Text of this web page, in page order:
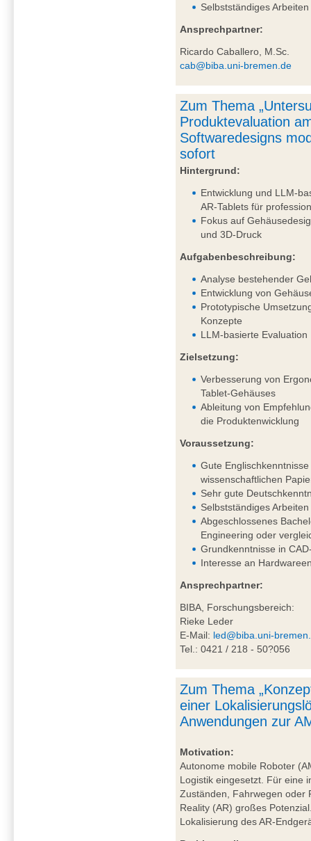
Selbstständiges
Ansprechpartner:
Ricardo Caballero, M.Sc.
cab@biba.uni-bremen.de
Zum Thema
Produktevaluation
Softwaredesigns
sofort
Hintergrund:
Entwicklung und LLM-
AR-Tablets für
Fokus auf
und 3D-Druck
Aufgabenbeschreibung:
Analyse bestehender
Entwicklung von
Prototypische
Konzepte
LLM-basierte Evaluation
Zielsetzung:
Verbesserung von
Tablet-Gehäuses
Ableitung von
die Produktenwicklung
Voraussetzung:
Gute
wissenschaftlichen
Sehr gute
Selbstständiges
Abgeschlossenes
Engineering oder
Grundkenntnisse in
Interesse an
Ansprechpartner:
BIBA, Forschungsbereich:
Rieke Leder
E-Mail: led@biba.uni-
Tel.: 0421 / 218 - 50?056
Zum Thema
einer
Anwendungen zur
Motivation:
Autonome mobile Roboter
Logistik eingesetzt. Für eine
Zuständen, Fahrwegen oder
Reality (AR) großes
Lokalisierung des AR-